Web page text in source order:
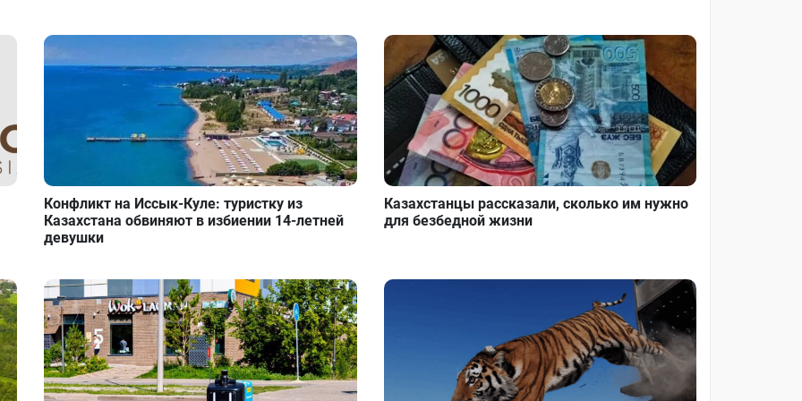
Конфликт на Иссык-Куле: туристку из
Казахстана обвиняют в избиении 14-летней
девушки
Казахстанцы рассказали, сколько им нужно
для безбедной жизни